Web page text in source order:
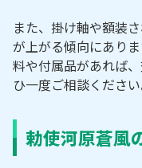
また、掛け軸や額装
が上がる傾向にあり
料や付属品があれば
ひ一度ご相談ください
勅使河原蒼風